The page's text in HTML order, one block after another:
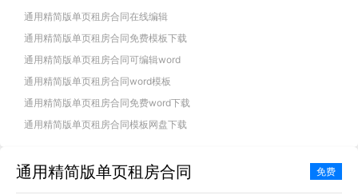
通用精简版单页租房合同在线编辑
通用精简版单页租房合同免费模板下载
通用精简版单页租房合同可编辑word
通用精简版单页租房合同word模板
通用精简版单页租房合同免费word下载
通用精简版单页租房合同模板网盘下载
通用精简版单页租房合同 免费